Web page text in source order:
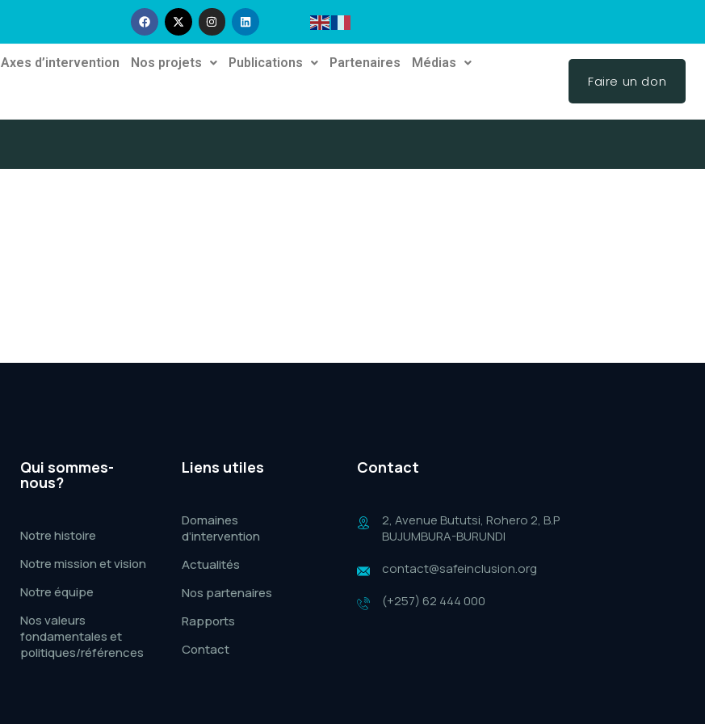
Axes d’intervention Nos projets Publications Partenaires Médias
Faire un don
Qui sommes-
nous?
Notre histoire
Notre mission et vision
Notre équipe
Nos valeurs
fondamentales et
politiques/références
Liens utiles
Domaines
d’intervention
Actualités
Nos partenaires
Rapports
Contact
Contact
2, Avenue Bututsi, Rohero 2, B.P
BUJUMBURA-BURUNDI
contact@safeinclusion.org
(+257) 62 444 000